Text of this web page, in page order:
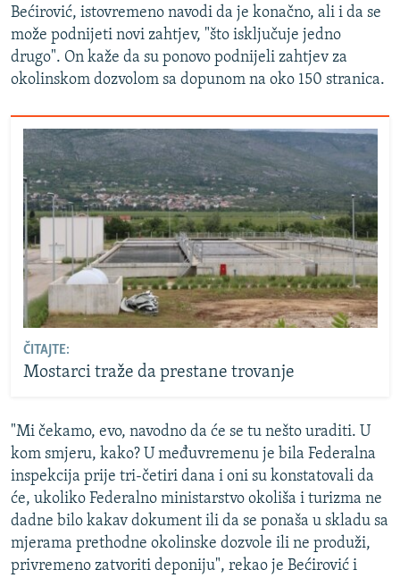
Bećirović, istovremeno navodi da je konačno, ali i da se
može podnijeti novi zahtjev, "što isključuje jedno
drugo". On kaže da su ponovo podnijeli zahtjev za
okolinskom dozvolom sa dopunom na oko 150 stranica.
ČITAJTE:
Mostarci traže da prestane trovanje
"Mi čekamo, evo, navodno da će se tu nešto uraditi. U
kom smjeru, kako? U međuvremenu je bila Federalna
inspekcija prije tri-četiri dana i oni su konstatovali da
će, ukoliko Federalno ministarstvo okoliša i turizma ne
dadne bilo kakav dokument ili da se ponaša u skladu sa
mjerama prethodne okolinske dozvole ili ne produži,
privremeno zatvoriti deponiju", rekao je Bećirović i